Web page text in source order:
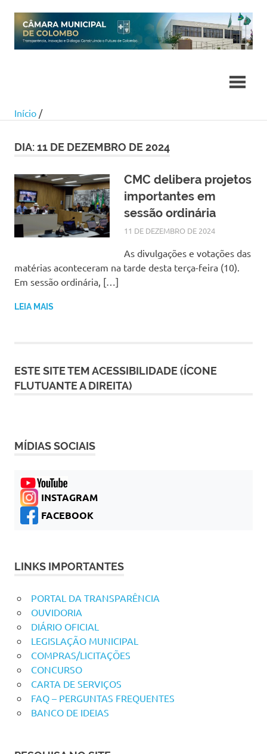
content
Início /
DIA:11 DE DEZEMBRO DE 2024
CMC delibera projetos
importantes em
sessão ordinária
11 DE DEZEMBRO DE 2024
As divulgações e votações das
matérias aconteceram na tarde desta terça-feira (10).
Em sessão ordinária, […]
LEIA MAIS
ESTE SITE TEM ACESSIBILIDADE (ÍCONE
FLUTUANTE A DIREITA)
MÍDIAS SOCIAIS
INSTAGRAM
FACEBOOK
LINKS IMPORTANTES
PORTAL DA TRANSPARÊNCIA
OUVIDORIA
DIÁRIO OFICIAL
LEGISLAÇÃO MUNICIPAL
COMPRAS/LICITAÇÕES
CONCURSO
CARTA DE SERVIÇOS
FAQ – PERGUNTAS FREQUENTES
BANCO DE IDEIAS